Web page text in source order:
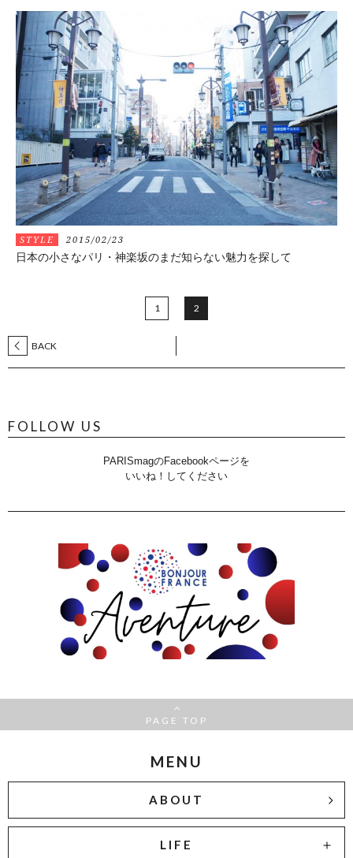
STYLE 2015/02/23
日本の小さなパリ・神楽坂のまだ知らない魅力を探して
BACK
1 2
FOLLOW US
PARISmagのFacebookページを
いいね！してください
PAGE TOP
MENU
ABOUT
LIFE